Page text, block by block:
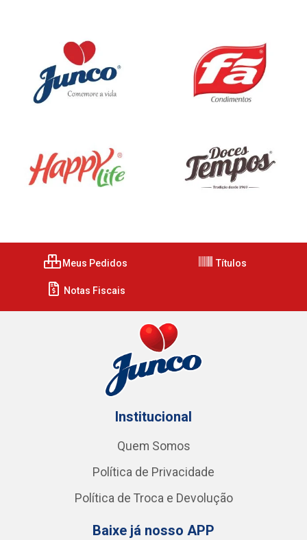
Meus Pedidos Títulos
Notas Fiscais
Institucional
Quem Somos
Política de Privacidade
Política de Troca e Devolução
Baixe já nosso APP